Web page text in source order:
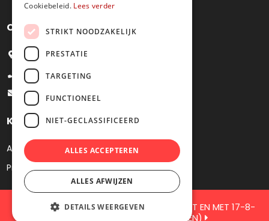
GESLOTEN VOOR JAARLIJKS VERKOF TOT EN MET 17-8-
2026 ( DE WEBSHOP BLIJFT OPEN)
Contacteer ons
Bredestraat 4, 9041 Oostakker
+32 9 251 09 27
info@juweliermoens.be
Klantenservice
Algemene voorwaarden
Privacy
KMOSites
Cookiebeleid. Lees verder
STRIKT NOODZAKELIJK
PRESTATIE
TARGETING
FUNCTIONEEL
NIET-GECLASSIFICEERD
ALLES ACCEPTEREN
ALLES AFWIJZEN
DETAILS WEERGEVEN